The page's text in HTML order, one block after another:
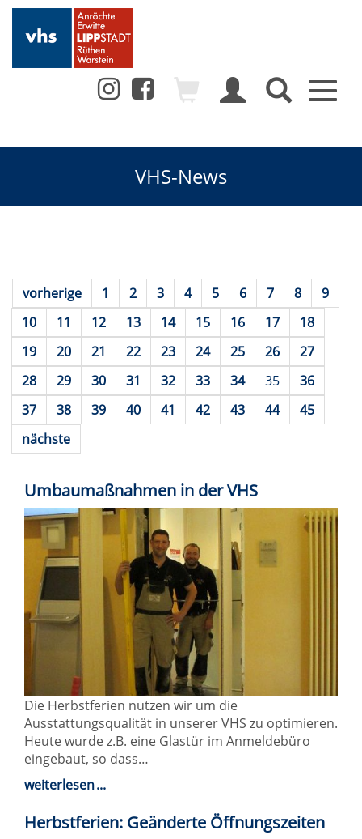
Toggle
VHS-News
vorherige 1 2 3 4 5 6 7 8
9
10
11 12 13 14 15 16 17
18
19
20 21 22 23 24 25 26
27
28
29 30 31 32 33 34 35
36
37
38 39 40 41 42 43 44
45
nächste
Umbaumaßnahmen in der VHS
Die Herbstferien nutzen wir um die
Ausstattungsqualität in unserer VHS zu optimieren.
Heute wurde z.B. eine Glastür im Anmeldebüro
eingebaut, so dass…
weiterlesen
Herbstferien: Geänderte Öffnungszeiten